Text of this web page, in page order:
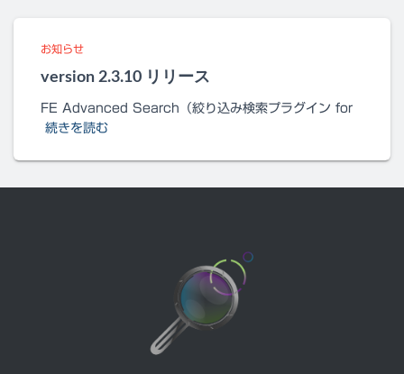
お知らせ
version 2.3.10 リリース
FE Advanced Search（絞り込み検索プラグイン for
続きを読む